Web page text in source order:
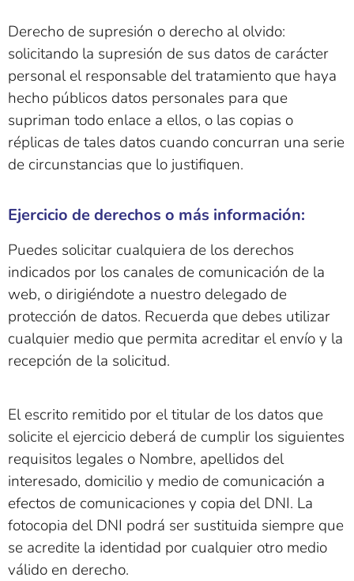
Derecho de supresión o derecho al olvido:
solicitando la supresión de sus datos de carácter
personal el responsable del tratamiento que haya
hecho públicos datos personales para que
supriman todo enlace a ellos, o las copias o
réplicas de tales datos cuando concurran una serie
de circunstancias que lo justifiquen.
Ejercicio de derechos o más información:
Puedes solicitar cualquiera de los derechos
indicados por los canales de comunicación de la
web, o dirigiéndote a nuestro delegado de
protección de datos. Recuerda que debes utilizar
cualquier medio que permita acreditar el envío y la
recepción de la solicitud.
El escrito remitido por el titular de los datos que
solicite el ejercicio deberá de cumplir los siguientes
requisitos legales o Nombre, apellidos del
interesado, domicilio y medio de comunicación a
efectos de comunicaciones y copia del DNI. La
fotocopia del DNI podrá ser sustituida siempre que
se acredite la identidad por cualquier otro medio
válido en derecho.